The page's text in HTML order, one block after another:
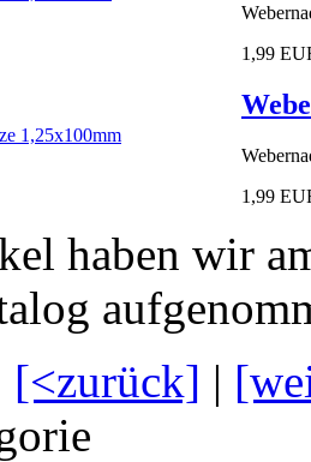
1,99
1,99
haben wir
[<zurück] |